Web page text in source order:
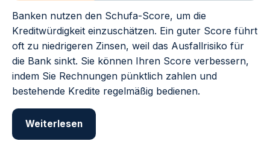
Banken nutzen den Schufa-Score, um die
Kreditwürdigkeit einzuschätzen. Ein guter Score führt
oft zu niedrigeren Zinsen, weil das Ausfallrisiko für
die Bank sinkt. Sie können Ihren Score verbessern,
indem Sie Rechnungen pünktlich zahlen und
bestehende Kredite regelmäßig bedienen.
Weiterlesen